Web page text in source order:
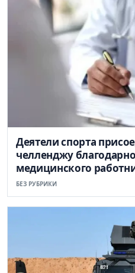
Деятели спорта
челленджу
медицинского
БЕЗ РУБРИКИ